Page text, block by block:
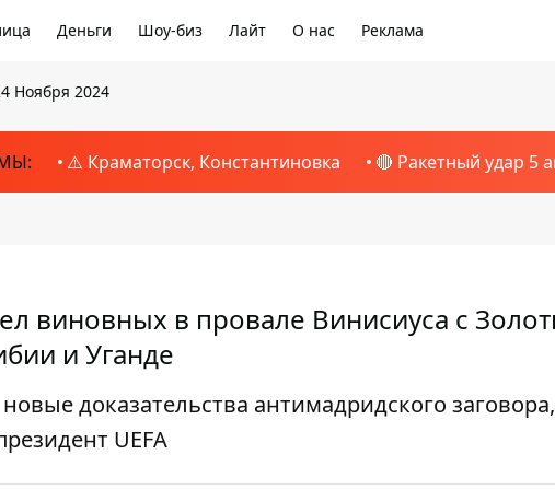
Деньги Шоу-биз Лайт О нас Реклама
Ноября 2024
⚠️ Краматорск, Константиновка 🔴 Ракетный удар 5
виновных в провале Винисиуса с
и Уганде
доказательства антимадридского
UEFA